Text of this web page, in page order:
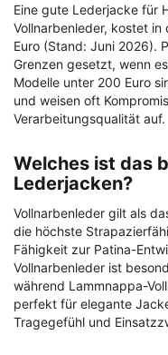
Eine gute Lederjacke für
Vollnarbenleder, kostet
Euro (Stand: Juni 2026).
Grenzen gesetzt, wenn
Modelle unter 200 Euro
und weisen oft
Verarbeitungsqualität auf.
Welches ist das
Lederjacken?
Vollnarbenleder gilt als
die höchste
Fähigkeit zur Patina-
Vollnarbenleder ist
während Lammnappa-
perfekt für elegante
Tragegefühl und